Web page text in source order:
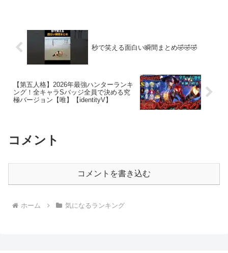
秒で笑える面白い瞬間まとめ🤣🤣🤣
【第五人格】2026年最強ハンターランキ
ング！全キャラSバッジ全員で決める究
極バージョン【唯】【identityV】
コメント
コメントを書き込む
ホーム 気になるランキング